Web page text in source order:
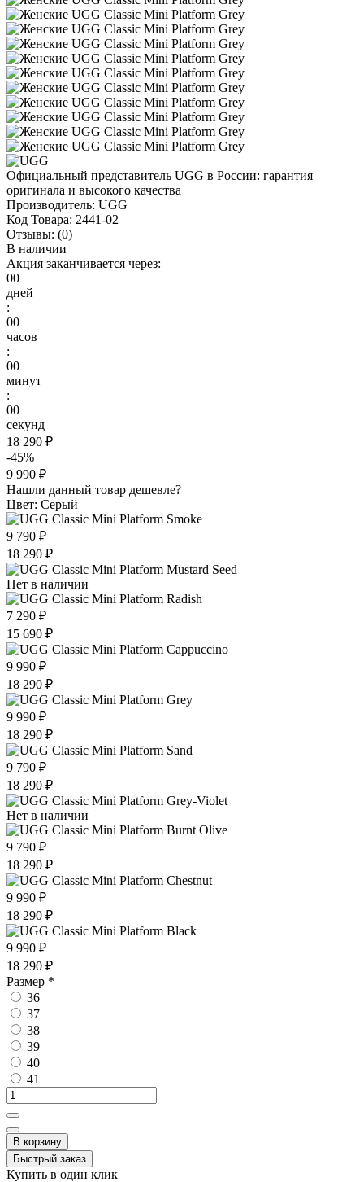
Официальный представитель UGG в России: гарантия
оригинала и высокого качества
Производитель: UGG
Код Товара: 2441-02
Отзывы: (0)
В наличии
Акция заканчивается через:
00
дней
:
00
часов
:
00
минут
:
00
секунд
18 290 ₽
-45%
9 990 ₽
Нашли данный товар дешевле?
Цвет: Серый
9 790 ₽
18 290 ₽
Нет в наличии
7 290 ₽
15 690 ₽
9 990 ₽
18 290 ₽
9 990 ₽
18 290 ₽
9 790 ₽
18 290 ₽
Нет в наличии
9 790 ₽
18 290 ₽
9 990 ₽
18 290 ₽
9 990 ₽
18 290 ₽
Размер *
36
37
38
39
40
41
В корзину
Быстрый заказ
Купить в один клик